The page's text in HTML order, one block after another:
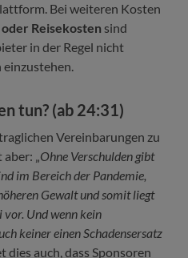
Bei weiteren Kosten
Reisekosten sind
in der Regel nicht
tun? (ab 24:31)
Vereinbarungen zu
„Ohne Verschulden gibt
im Bereich der Pandemie,
Gewalt und somit liegt
vor. Und wenn kein
keiner einen Schadensersatz
dies auch, dass Sponsoren